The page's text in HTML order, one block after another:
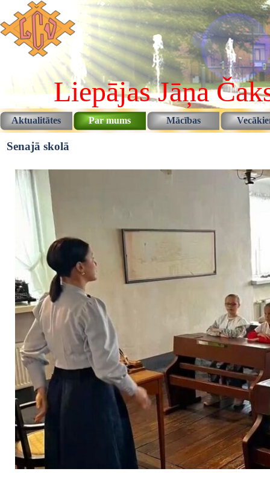
Pāriet uz saturu
Liepājas Jāņa
Aktualitātes Par mums ▼
Mācības ▼
Senajā skolā